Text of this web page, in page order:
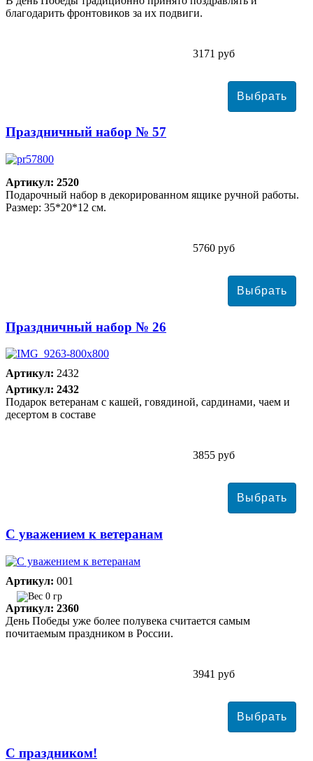
благодарить фронтовиков за их подвиги.
3171 руб
Праздничный набор № 57
Артикул: 2520
Подарочный набор в декорированном ящике ручной работы.
Размер: 35*20*12 см.
5760 руб
Праздничный набор № 26
Артикул: 2432
Артикул: 2432
Подарок ветеранам с кашей, говядиной, сардинами, чаем и
десертом в составе
3855 руб
С уважением к ветеранам
Артикул: 001
0 гр
Артикул: 2360
День Победы уже более полувека считается самым
почитаемым праздником в России.
3941 руб
С праздником!